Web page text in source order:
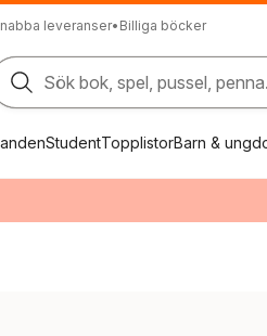
leveranser• Billiga böcker
Sök bok, spel, pussel,
StudentTopplistorBarn &